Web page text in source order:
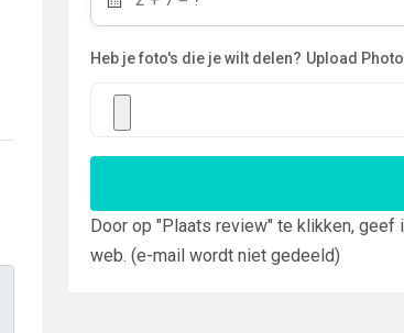
Heb je foto's die je wilt delen? Upload
Door op "Plaats review" te klikken,
web. (e-mail wordt niet gedeeld)